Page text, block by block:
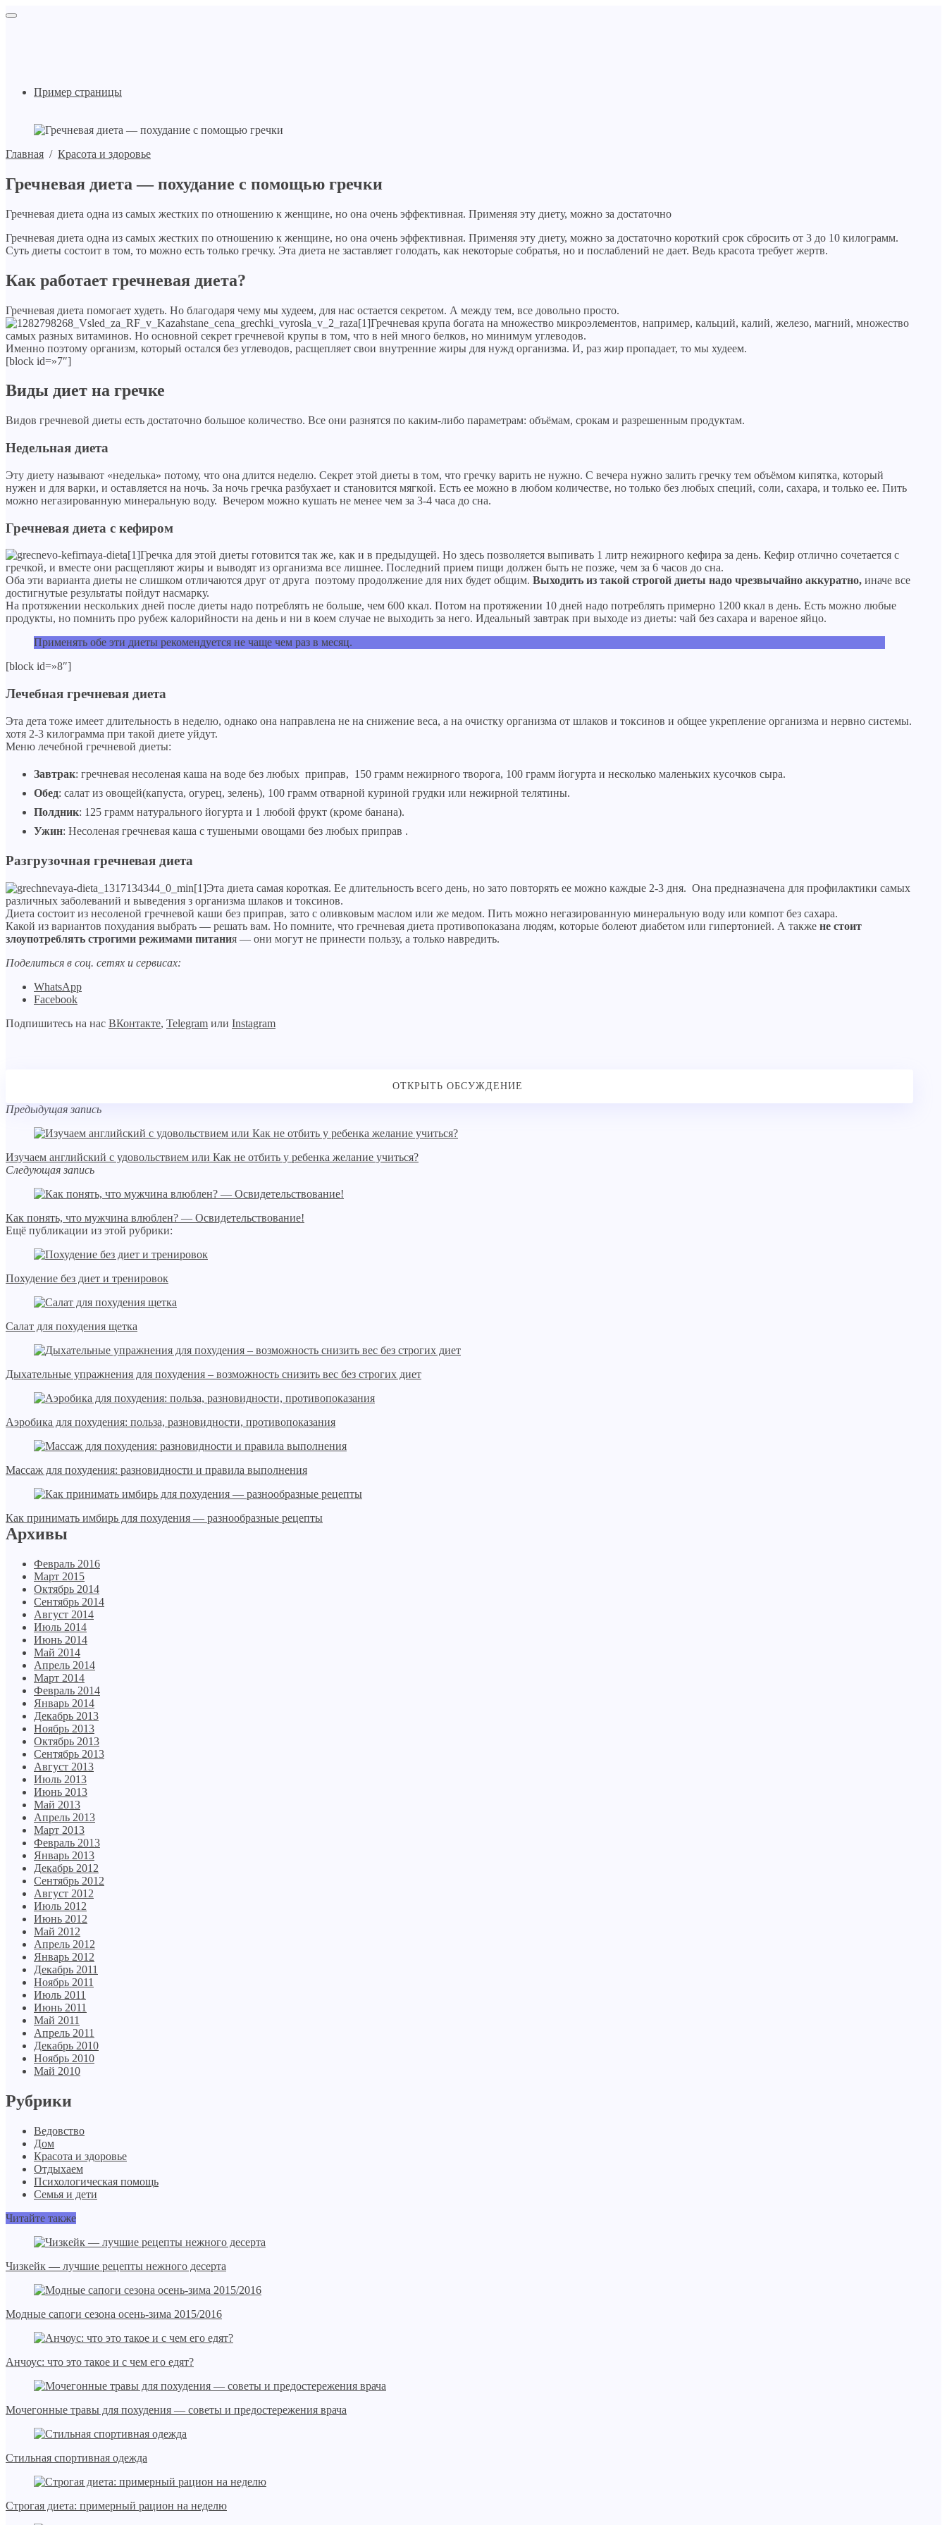
Пример страницы
Главная / Красота и здоровье
Гречневая диета — похудание с помощью гречки
Гречневая диета одна из самых жестких по отношению к женщине, но она очень эффективная. Применяя эту диету, можно за достаточно
Гречневая диета одна из самых жестких по отношению к женщине, но она очень эффективная. Применяя эту диету, можно за достаточно короткий срок сбросить от 3 до 10 килограмм.
Суть диеты состоит в том, то можно есть только гречку. Эта диета не заставляет голодать, как некоторые собратья, но и послаблений не дает. Ведь красота требует жертв.
Как работает гречневая диета?
Гречневая диета помогает худеть. Но благодаря чему мы худеем, для нас остается секретом. А между тем, все довольно просто.
Гречневая крупа богата на множество микроэлементов, например, кальций, калий, железо, магний, множество
самых разных витаминов. Но основной секрет гречневой крупы в том, что в ней много белков, но минимум углеводов.
Именно поэтому организм, который остался без углеводов, расщепляет свои внутренние жиры для нужд организма. И, раз жир пропадает, то мы худеем.
[block id=»7″]
Виды диет на гречке
Видов гречневой диеты есть достаточно большое количество. Все они разнятся по каким-либо параметрам: объёмам, срокам и разрешенным продуктам.
Недельная диета
Эту диету называют «неделька» потому, что она длится неделю. Секрет этой диеты в том, что гречку варить не нужно. С вечера нужно залить гречку тем объёмом кипятка, который
нужен и для варки, и оставляется на ночь. За ночь гречка разбухает и становится мягкой. Есть ее можно в любом количестве, но только без любых специй, соли, сахара, и только ее. Пить
можно негазированную минеральную воду. Вечером можно кушать не менее чем за 3-4 часа до сна.
Гречневая диета с кефиром
Гречка для этой диеты готовится так же, как и в предыдущей. Но здесь позволяется выпивать 1 литр нежирного кефира за день. Кефир отлично сочетается с
гречкой, и вместе они расщепляют жиры и выводят из организма все лишнее. Последний прием пищи должен быть не позже, чем за 6 часов до сна.
Оба эти варианта диеты не слишком отличаются друг от друга поэтому продолжение для них будет общим. Выходить из такой строгой диеты надо чрезвычайно аккуратно, иначе все
достигнутые результаты пойдут насмарку.
На протяжении нескольких дней после диеты надо потреблять не больше, чем 600 ккал. Потом на протяжении 10 дней надо потреблять примерно 1200 ккал в день. Есть можно любые
продукты, но помнить про рубеж калорийности на день и ни в коем случае не выходить за него. Идеальный завтрак при выходе из диеты: чай без сахара и вареное яйцо.
Применять обе эти диеты рекомендуется не чаще чем раз в месяц.
[block id=»8″]
Лечебная гречневая диета
Эта дета тоже имеет длительность в неделю, однако она направлена не на снижение веса, а на очистку организма от шлаков и токсинов и общее укрепление организма и нервно системы.
хотя 2-3 килограмма при такой диете уйдут.
Меню лечебной гречневой диеты:
Завтрак: гречневая несоленая каша на воде без любых приправ, 150 грамм нежирного творога, 100 грамм йогурта и несколько маленьких кусочков сыра.
Обед: салат из овощей(капуста, огурец, зелень), 100 грамм отварной куриной грудки или нежирной телятины.
Полдник: 125 грамм натурального йогурта и 1 любой фрукт (кроме банана).
Ужин: Несоленая гречневая каша с тушеными овощами без любых приправ .
Разгрузочная гречневая диета
Эта диета самая короткая. Ее длительность всего день, но зато повторять ее можно каждые 2-3 дня. Она предназначена для профилактики самых
различных заболеваний и выведения з организма шлаков и токсинов.
Диета состоит из несоленой гречневой каши без приправ, зато с оливковым маслом или же медом. Пить можно негазированную минеральную воду или компот без сахара.
Какой из вариантов похудания выбрать — решать вам. Но помните, что гречневая диета противопоказана людям, которые болеют диабетом или гипертонией. А также не стоит
злоупотреблять строгими режимами питания — они могут не принести пользу, а только навредить.
Поделиться в соц. сетях и сервисах:
WhatsApp
Facebook
Подпишитесь на нас ВКонтакте, Telegram или Instagram
Предыдущая запись
Изучаем английский с удовольствием или Как не отбить у ребенка желание учиться?
Следующая запись
Как понять, что мужчина влюблен? — Освидетельствование!
Ещё публикации из этой рубрики:
Похудение без диет и тренировок
Салат для похудения щетка
Дыхательные упражнения для похудения – возможность снизить вес без строгих диет
Аэробика для похудения: польза, разновидности, противопоказания
Массаж для похудения: разновидности и правила выполнения
Как принимать имбирь для похудения — разнообразные рецепты
Архивы
Февраль 2016
Март 2015
Октябрь 2014
Сентябрь 2014
Август 2014
Июль 2014
Июнь 2014
Май 2014
Апрель 2014
Март 2014
Февраль 2014
Январь 2014
Декабрь 2013
Ноябрь 2013
Октябрь 2013
Сентябрь 2013
Август 2013
Июль 2013
Июнь 2013
Май 2013
Апрель 2013
Март 2013
Февраль 2013
Январь 2013
Декабрь 2012
Сентябрь 2012
Август 2012
Июль 2012
Июнь 2012
Май 2012
Апрель 2012
Январь 2012
Декабрь 2011
Ноябрь 2011
Июль 2011
Июнь 2011
Май 2011
Апрель 2011
Декабрь 2010
Ноябрь 2010
Май 2010
Рубрики
Ведовство
Дом
Красота и здоровье
Отдыхаем
Психологическая помощь
Семья и дети
Читайте также
Чизкейк — лучшие рецепты нежного десерта
Модные сапоги сезона осень-зима 2015/2016
Анчоус: что это такое и с чем его едят?
Мочегонные травы для похудения — советы и предостережения врача
Стильная спортивная одежда
Строгая диета: примерный рацион на неделю